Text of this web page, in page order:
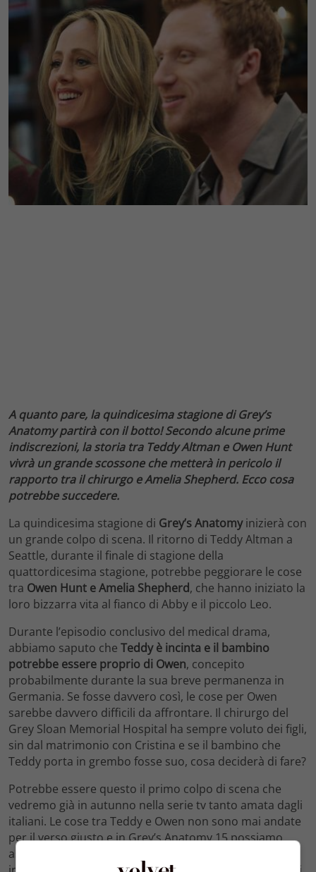
A quanto pare, la quindicesima stagione di Grey’s
Anatomy partirà con il botto! Secondo alcune prime
indiscrezioni, la storia tra Teddy Altman e Owen Hunt
vivrà un grande scossone che metterà in pericolo il
rapporto tra il chirurgo e Amelia Shepherd. Ecco cosa
potrebbe succedere.
La quindicesima stagione di Grey’s Anatomyinizierà con
un grande colpo di scena. Il ritorno di Teddy Altman a
Seattle, durante il finale di stagione della
quattordicesima stagione, potrebbe peggiorare le cose
tra Owen Hunt e Amelia Shepherd, che hanno iniziato la
loro bizzarra vita al fianco di Abby e il piccolo Leo.
Durante l’episodio conclusivo del medical drama,
abbiamo saputo che Teddy è incinta e il bambino
potrebbe essere proprio di Owen, concepito
probabilmente durante la sua breve permanenza in
Germania. Se fosse davvero così, le cose per Owen
sarebbe davvero difficili da affrontare. Il chirurgo del
Grey Sloan Memorial Hospital ha sempre voluto dei figli,
sin dal matrimonio con Cristina e se il bambino che
Teddy porta in grembo fosse suo, cosa deciderà di fare?
Potrebbe essere questo il primo colpo di scena che
vedremo già in autunno nella serie tv tanto amata dagli
italiani. Le cose tra Teddy e Owen non sono mai andate
per il verso giusto e in Grey’s Anatomy 15 possiamo
aspettarci l’inizio di un arco narrativo molto